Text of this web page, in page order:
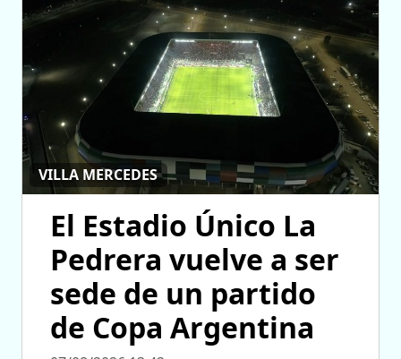
VILLA MERCEDES
El Estadio Único La
Pedrera vuelve a ser
sede de un partido
de Copa Argentina